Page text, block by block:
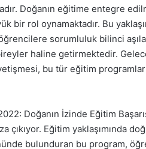
Doğanın eğitime entegre
bir rol oynamaktadır. Bu
öğrencilere sorumluluk bilinci
haline getirmektedir.
bu tür eğitim
Doğanın İzinde Eğitim
çıkıyor. Eğitim yaklaşımında
bulunduran bu program,